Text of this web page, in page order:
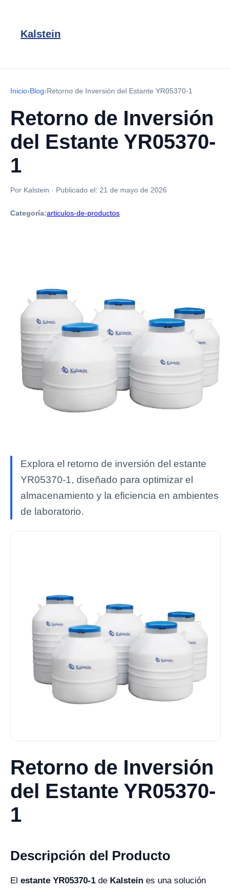
Kalstein
Inicio›Blog›Retorno de Inversión del Estante YR05370-1
Retorno de Inversión
del Estante YR05370-
1
Por Kalstein · Publicado el: 21 de mayo de 2026
Categoría:articulos-de-productos
Explora el retorno de inversión del estante
YR05370-1, diseñado para optimizar el
almacenamiento y la eficiencia en ambientes
de laboratorio.
Retorno de Inversión
del Estante YR05370-
1
Descripción del Producto
El estante YR05370-1 de Kalstein es una solución